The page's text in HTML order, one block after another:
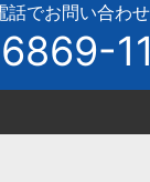
でお問い合わせ